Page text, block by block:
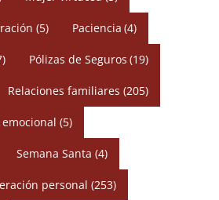
(5) Paciencia (4)
Pólizas de Seguros (19)
Relaciones familiares (205)
(5)
Semana Santa (4)
personal (253)